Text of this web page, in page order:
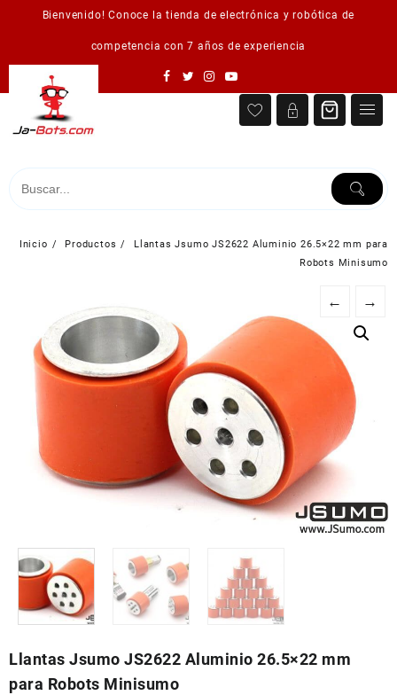
Bienvenido! Conoce la tienda de electrónica y robótica de
competencia con 7 años de experiencia
Inicio Productos
Llantas Jsumo JS2622 Aluminio 26.5×22 mm para
Robots Minisumo
← →
Llantas Jsumo JS2622 Aluminio 26.5×22 mm
para Robots Minisumo